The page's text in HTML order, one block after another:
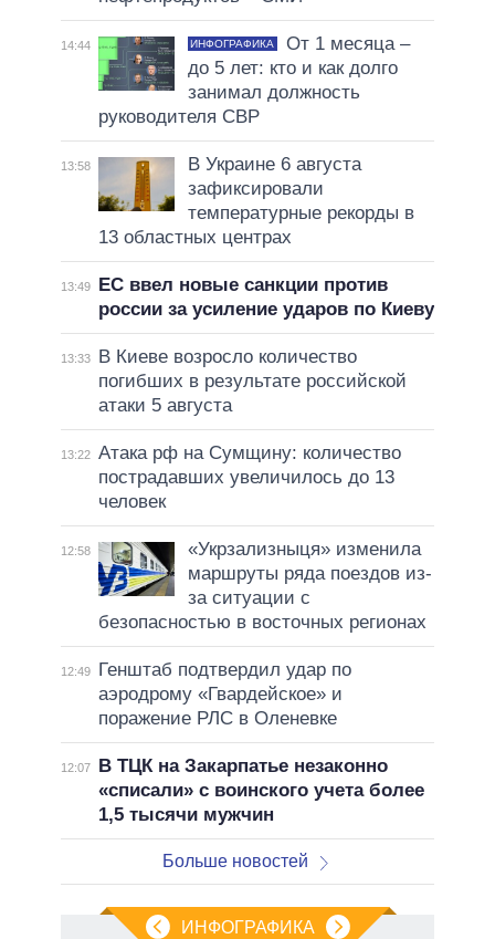
14:44 ИНФОГРАФИКА
От 1 месяца –
до 5 лет: кто и как долго
занимал должность
руководителя СВР
13:58
В Украине 6 августа
зафиксировали
температурные рекорды в
13 областных центрах
13:49
ЕС ввел новые санкции против
россии за усиление ударов по Киеву
13:33
В Киеве возросло количество
погибших в результате российской
атаки 5 августа
13:22 Атака рф на Сумщину: количество
пострадавших увеличилось до 13
человек
12:58
«Укрзализныця» изменила
маршруты ряда поездов из-
за ситуации с
безопасностью в восточных регионах
12:49
Генштаб подтвердил удар по
аэродрому «Гвардейское» и
поражение РЛС в Оленевке
12:07
В ТЦК на Закарпатье незаконно
«списали» с воинского учета более
1,5 тысячи мужчин
Больше новостей
ИНФОГРАФИКА